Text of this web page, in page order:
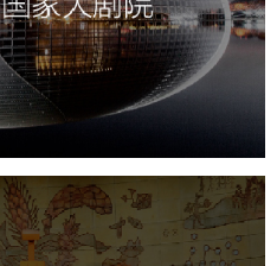
慧展馆 展馆网站建设
览馆